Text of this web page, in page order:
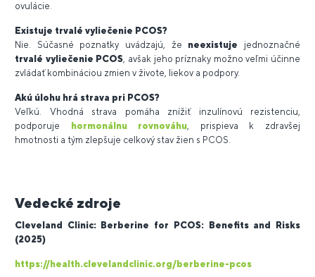
ovulácie.
Existuje trvalé vyliečenie PCOS?
Nie. Súčasné poznatky uvádzajú, že neexistuje jednoznačné
trvalé vyliečenie PCOS, avšak jeho príznaky možno veľmi účinne
zvládať kombináciou zmien v živote, liekov a podpory.
Akú úlohu hrá strava pri PCOS?
Veľkú. Vhodná strava pomáha znížiť inzulínovú rezistenciu,
podporuje
hormonálnu rovnováhu, prispieva k zdravšej
hmotnosti a tým zlepšuje celkový stav žien s PCOS.
Vedecké zdroje
Cleveland Clinic: Berberine for PCOS: Benefits and Risks
(2025)
https://health.clevelandclinic.org/berberine-pcos